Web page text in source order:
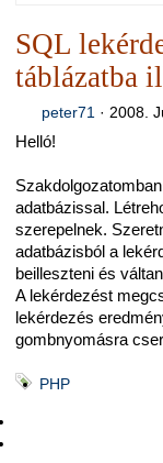
SQL
táblázatba
peter71 · 2008.
Helló!
adatbázissal.
szerepelnek.
adatbázisból a
beilleszteni és
A lekérdezést
lekérdezés
gombnyomásra
PHP